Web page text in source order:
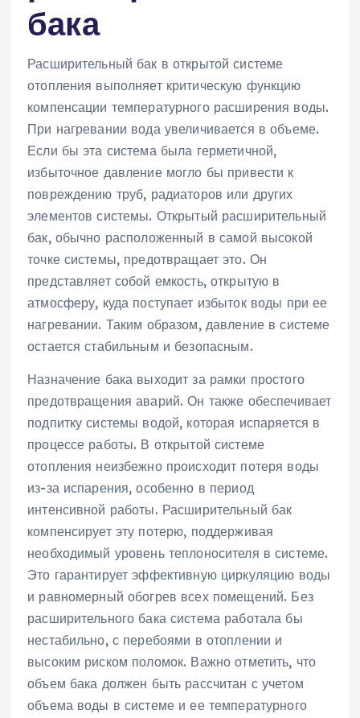
бака
Расширительный бак в открытой системе
отопления выполняет критическую функцию
компенсации температурного расширения воды.
При нагревании вода увеличивается в объеме.
Если бы эта система была герметичной‚
избыточное давление могло бы привести к
повреждению труб‚ радиаторов или других
элементов системы. Открытый расширительный
бак‚ обычно расположенный в самой высокой
точке системы‚ предотвращает это. Он
представляет собой емкость‚ открытую в
атмосферу‚ куда поступает избыток воды при ее
нагревании. Таким образом‚ давление в системе
остается стабильным и безопасным.
Назначение бака выходит за рамки простого
предотвращения аварий. Он также обеспечивает
подпитку системы водой‚ которая испаряется в
процессе работы. В открытой системе
отопления неизбежно происходит потеря воды
из-за испарения‚ особенно в период
интенсивной работы. Расширительный бак
компенсирует эту потерю‚ поддерживая
необходимый уровень теплоносителя в системе.
Это гарантирует эффективную циркуляцию воды
и равномерный обогрев всех помещений. Без
расширительного бака система работала бы
нестабильно‚ с перебоями в отоплении и
высоким риском поломок. Важно отметить‚ что
объем бака должен быть рассчитан с учетом
объема воды в системе и ее температурного